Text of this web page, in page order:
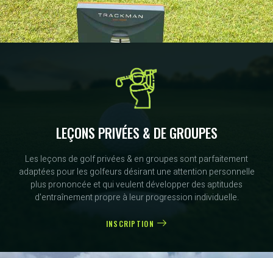
LEÇONS PRIVÉES & DE GROUPES
Les leçons de golf privées & en groupes sont parfaitement
adaptées pour les golfeurs désirant une attention personnelle
plus prononcée et qui veulent développer des aptitudes
d'entraînement propre à leur progression individuelle.
INSCRIPTION